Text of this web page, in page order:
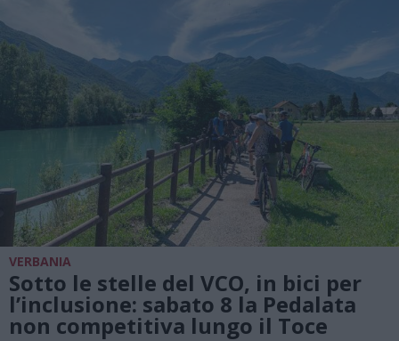
VERBANIA
Sotto le stelle del VCO, in bici per
l’inclusione: sabato 8 la Pedalata
non competitiva lungo il Toce